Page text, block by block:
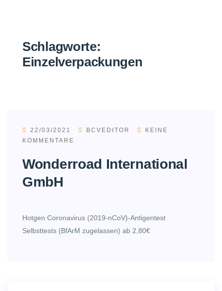
Schlagworte:
Einzelverpackungen
22/03/2021 BCVEDITOR
KEINE
KOMMENTARE
Wonderroad International
GmbH
Hotgen Coronavirus (2019-nCoV)-Antigentest
Selbsttests (BfArM zugelassen) ab 2,80€